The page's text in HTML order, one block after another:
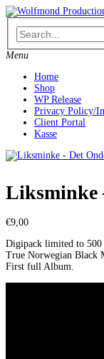
Skip
to
content
Menu
Home
Shop
WP Release
Privacy Policy/
Client Portal
Kasse
Liksminke
€9,00
Digipack limited to 500
True Norwegian Black
First full Album.